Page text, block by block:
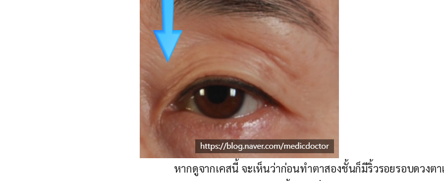
หากดูจากเคสนี้ จะเห็นว่าก่อนทำตาสองชั้นก็มีริ้วรอยรอบดวงตา